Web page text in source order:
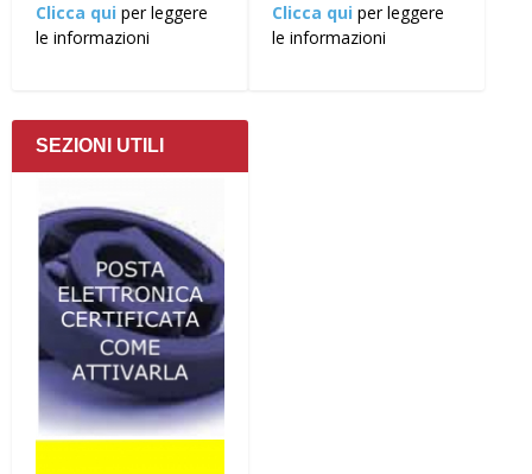
Clicca qui per leggere
le informazioni
Clicca qui per leggere
le informazioni
SEZIONI UTILI